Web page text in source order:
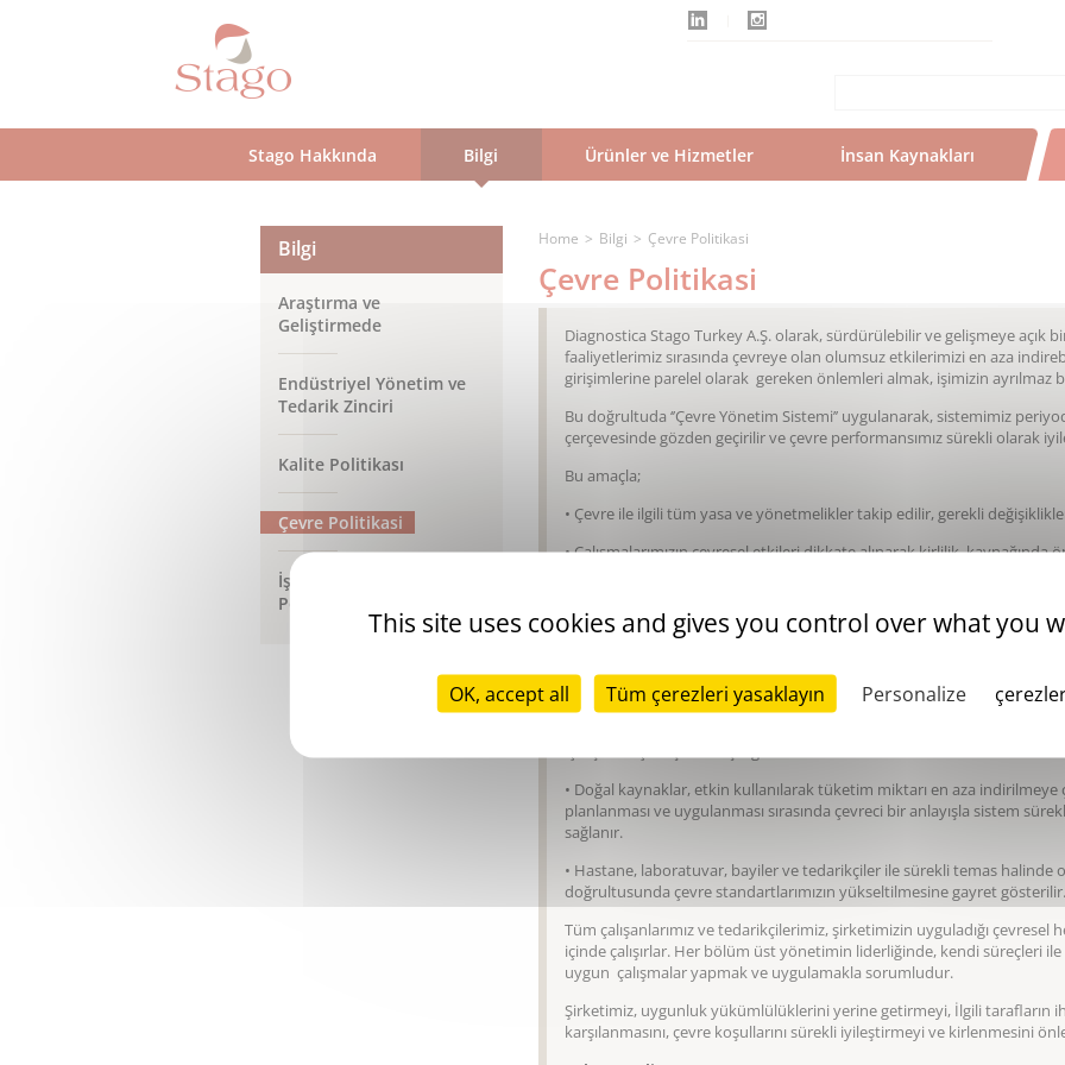
Stago Hakkında Bilgi Ürünler ve Hizmetler İnsan Kaynakları
Bilgi
Araştırma ve
Geliştirmede
Endüstriyel Yönetim ve
Tedarik Zinciri
Kalite Politikası
Çevre Politikasi
İş Sağlığı ve Güvenliği
Politikası
Home Bilgi Çevre Politikasi
Çevre Politikasi
Diagnostica Stago Turkey A.Ş. olarak, sürdürülebilir ve gelişmeye açık
faaliyetlerimiz sırasında çevreye olan olumsuz etkilerimizi en aza
girişimlerine parelel olarak gereken önlemleri almak, işimizin ayrılmaz
Bu doğrultuda ‘’Çevre Yönetim Sistemi’’ uygulanarak, sistemimiz
çerçevesinde gözden geçirilir ve çevre performansımız sürekli olarak
Bu amaçla;
• Çevre ile ilgili tüm yasa ve yönetmelikler takip edilir, gerekli
•Çalışmalarımızın çevresel etkileri dikkate alınarak kirlilik, kaynağında
Faaliyetlerimiz esnasında oluşan katı ve sıvı atıklarımızı azaltıcı
kazanım imkanları uygulanmaya çalışılır.
•Ülkemizdeki yerel kanunlar gereği, gerekli görüldüğünde,
kurumlara yaptırılır.
• Doğal kaynaklar, etkin kullanılarak tüketim miktarı en aza indirilmeye
planlanması ve uygulanması sırasında çevreci bir anlayışla sistem
sağlanır.
• Hastane, laboratuvar, bayiler ve tedarikçiler ile sürekli temas halinde
doğrultusunda çevre standartlarımızın yükseltilmesine gayret gösterilir.
Tüm çalışanlarımız ve tedarikçilerimiz, şirketimizin uyguladığı
içinde çalışırlar. Her bölüm üst yönetimin liderliğinde, kendi süreçleri
uygun çalışmalar yapmak ve uygulamakla sorumludur.
Şirketimiz, uygunluk yükümlülüklerini yerine getirmeyi, İlgili tarafların
karşılanmasını, çevre koşullarını sürekli iyileştirmeyi ve kirlenmesini
This site uses cookies and gives you control over what you
OK, accept all Tüm çerezleri yasaklayın Personalize